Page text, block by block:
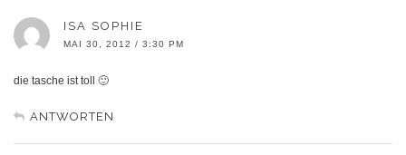
ISA SOPHIE
MAI 30, 2012 / 3:30 PM
die tasche ist toll 🙂
ANTWORTEN